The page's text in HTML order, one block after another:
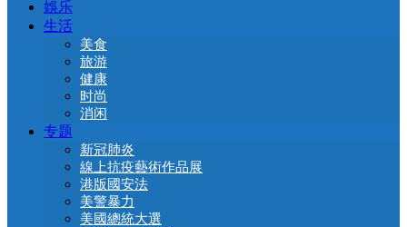
娛乐
生活
美食
旅游
健康
时尚
消闲
专题
新冠肺炎
線上抗疫藝術作品展
港版國安法
美警暴力
美國總統大選